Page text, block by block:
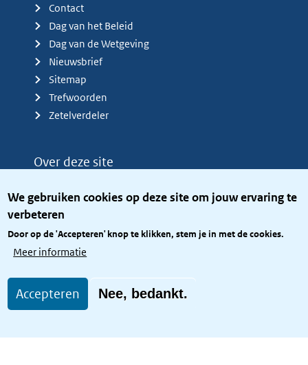
We gebruiken cookies op deze site om jouw ervaring te
verbeteren
Door op de 'Accepteren' knop te klikken, stem je in met de cookies.
Meer informatie
Accepteren Nee, bedankt.
Contact
Dag van het Beleid
Dag van de Wetgeving
Nieuwsbrief
Sitemap
Trefwoorden
Zetelverdeler
Over deze site
Privacy
Toegang site openbaar
Toegankelijkheid